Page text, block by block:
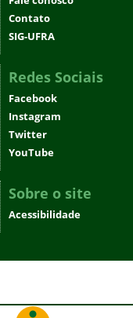
Contato
SIG-UFRA
Redes Sociais
Facebook
Instagram
Twitter
YouTube
Sobre o site
Acessibilidade